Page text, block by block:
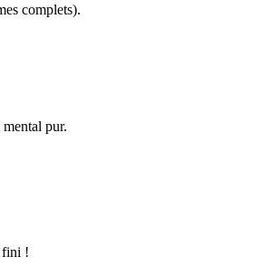
complets).
pur.
fini !